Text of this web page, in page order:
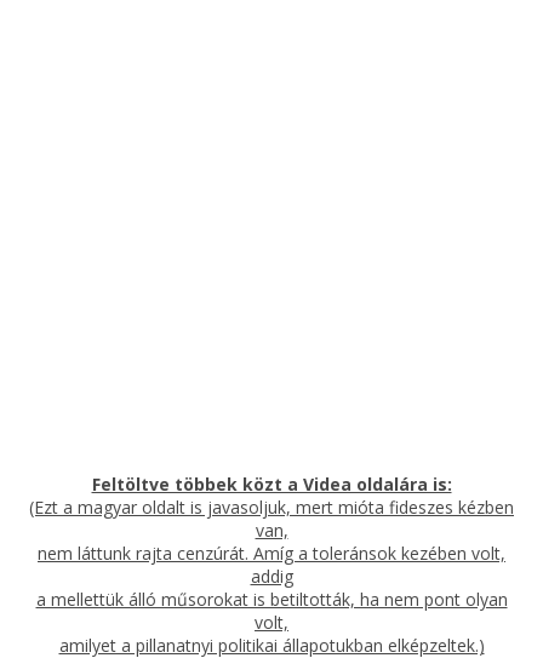
Feltöltve többek közt a Videa oldalára is:
(Ezt a magyar oldalt is javasoljuk, mert mióta fideszes kézben
van,
nem láttunk rajta cenzúrát. Amíg a toleránsok kezében volt,
addig
a mellettük álló műsorokat is betiltották, ha nem pont olyan
volt,
amilyet a pillanatnyi politikai állapotukban elképzeltek.)